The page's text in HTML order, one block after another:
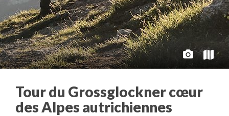
Tour du Grossglockner cœur
des Alpes autrichiennes